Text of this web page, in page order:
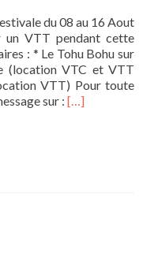
du 08 au 16 Aout
un VTT pendant cette
: * Le Tohu Bohu sur
(location VTC et VTT
VTT) Pour toute
sur : En
[…]